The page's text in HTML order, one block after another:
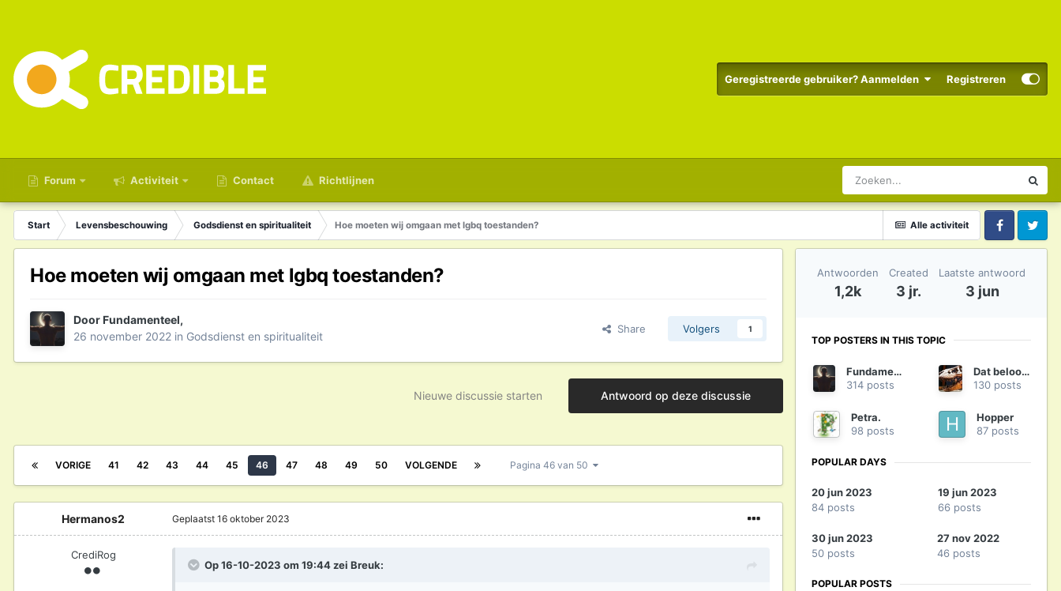
Geregistreerde gebruiker? Aanmelden Registreren
Forum Activiteit Contact Richtlijnen
Alle activiteit
Start Levensbeschouwing Godsdienst en spiritualiteit
Hoe moeten wij omgaan met lgbq toestanden?
FacebookTwitter
Hoe moeten wij omgaan met lgbq toestanden?
DoorFundamenteel,
26 november 2022 in Godsdienst en spiritualiteit
Share Volgers 1
Antwoord op deze discussie
Nieuwe discussie starten
VORIGE 41 42 43 44 45 46 47 48 49 50 VOLGENDE Pagina 46 van 50
Hermanos2
CrediRog
Geplaatst 16 oktober 2023
Op 16-10-2023 om 19:44 zei Breuk:
Antwoorden
1,2k
Created
3 jr.
Laatste antwoord
3 jun
TOP POSTERS IN THIS TOPIC
Fundamenteel
314 posts
Dat beloof ik
130 posts
Petra.
98 posts
Hopper
87 posts
POPULAR DAYS
20 jun 2023
84 posts
19 jun 2023
66 posts
30 jun 2023
50 posts
27 nov 2022
46 posts
POPULAR POSTS